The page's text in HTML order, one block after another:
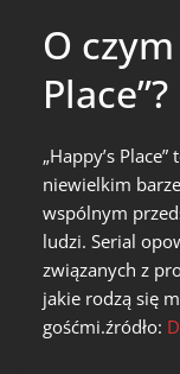
O
Place”?
„Happy’s
niewielkim
wspólnym
ludzi. Serial
związanych z
jakie rodzą się
gośćmi.źródło: